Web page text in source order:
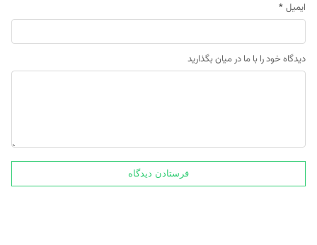
ایمیل *
دیدگاه خود را با ما در میان بگذارید